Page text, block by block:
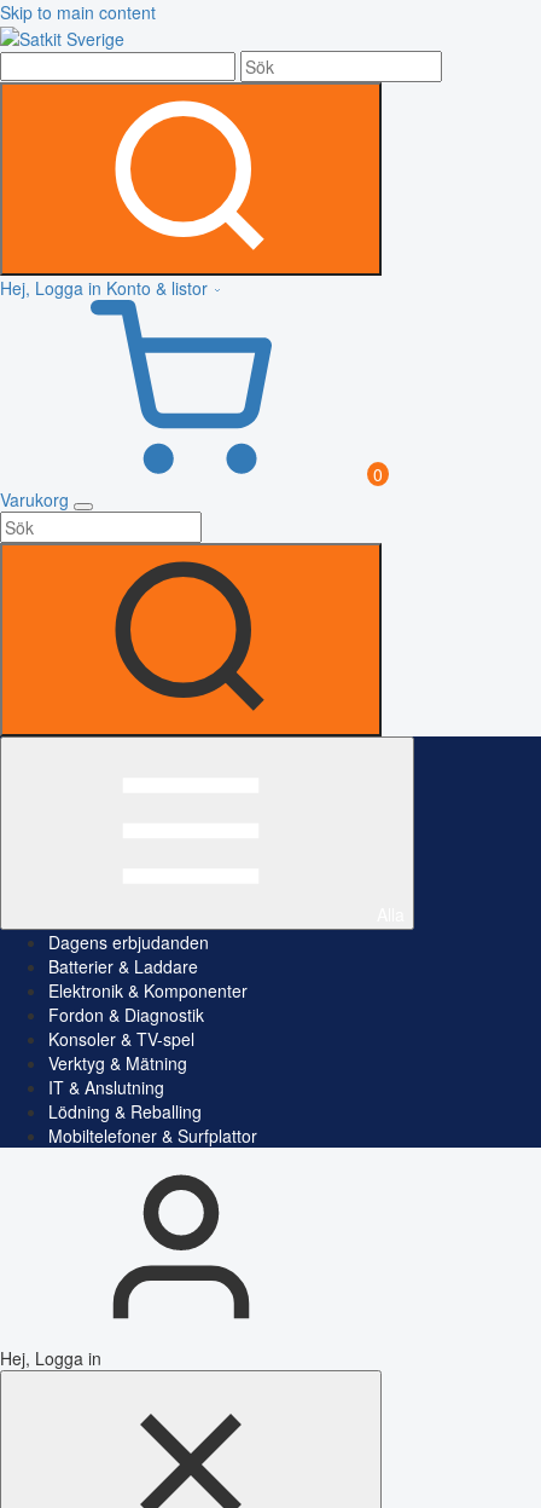
Skip to main content
Hej, Logga in Konto & listor
0
Varukorg
Dagens erbjudanden
Batterier & Laddare
Elektronik & Komponenter
Fordon & Diagnostik
Konsoler & TV-spel
Verktyg & Mätning
IT & Anslutning
Lödning & Reballing
Mobiltelefoner & Surfplattor
Hej, Logga in